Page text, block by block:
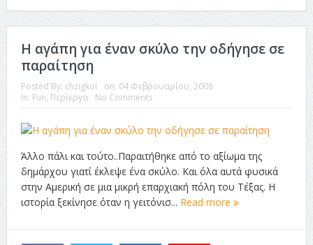
Η αγάπη για έναν σκύλο την οδήγησε σε
παραίτηση
Posted By: chzigkol on: 04 Φεβρουαρίου, 2008
In: Fun, Περίεργα No Comments
Άλλο πάλι και τούτο..Παραιτήθηκε από το αξίωμα της
δημάρχου γιατί έκλεψε ένα σκύλο. Και όλα αυτά φυσικά
στην Αμερική σε μια μικρή επαρχιακή πόλη του Τέξας. Η
ιστορία ξεκίνησε όταν η γειτόνισ... Read more